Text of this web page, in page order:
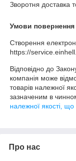
Зворотня доставка
Умови повернення
Створення
https://
Відповідно до
компанія може
товарів належної
зазначеним в
належної якості,
Про нас